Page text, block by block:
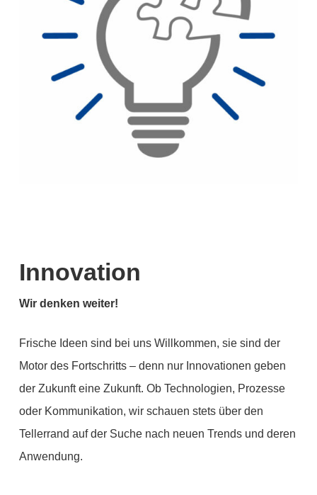
Innovation
Wir denken weiter!
Frische Ideen sind bei uns Willkommen, sie sind der
Motor des Fortschritts – denn nur Innovationen geben
der Zukunft eine Zukunft. Ob Technologien, Prozesse
oder Kommunikation, wir schauen stets über den
Tellerrand auf der Suche nach neuen Trends und deren
Anwendung.